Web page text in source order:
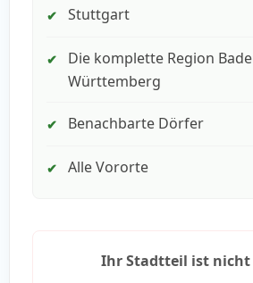
✔ Stuttgart
✔
Die komplette Region
Württemberg
✔ Benachbarte Dörfer
✔ Alle Vororte
Ihr Stadtteil ist nicht